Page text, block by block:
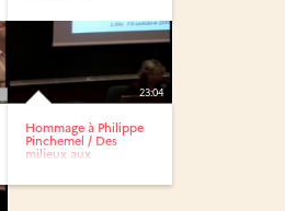
23:04
Hommage à Philippe
Pinchemel / Des
milieux aux